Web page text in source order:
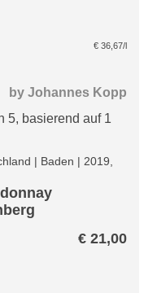
€ 36,67/l
byJohannes Kopp
5, basierend auf 1
| Baden | 2019,
€ 21,00